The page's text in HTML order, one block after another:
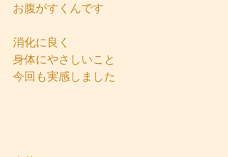
お腹がすくんです
消化に良く
身体にやさしいこと
今回も実感しました